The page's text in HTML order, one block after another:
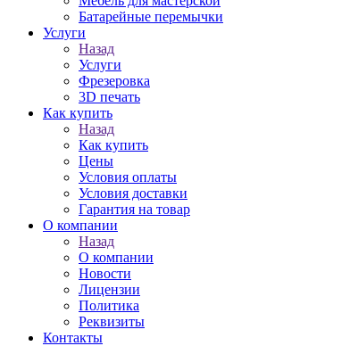
Батарейные перемычки
Услуги
Назад
Услуги
Фрезеровка
3D печать
Как купить
Назад
Как купить
Цены
Условия оплаты
Условия доставки
Гарантия на товар
О компании
Назад
О компании
Новости
Лицензии
Политика
Реквизиты
Контакты